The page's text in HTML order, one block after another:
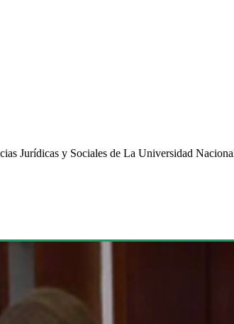
Jurídicas y Sociales de La Universidad